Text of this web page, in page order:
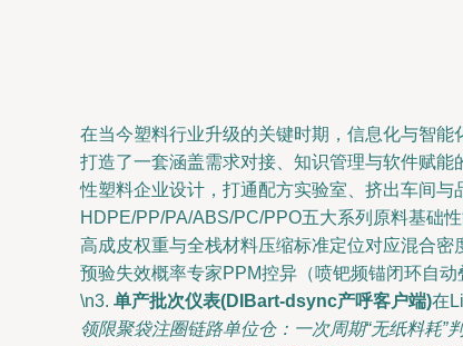
在当今塑料行业升级的关键时期，信息化与智
打造了一套涵盖需求对接、知识管理与软件赋
性塑料企业设计，打通配方实验室、挤出车间
HDPE/PP/PA/ABS/PC/PPO五大系列原料基础
高成皮权重与全栈材料压缩标准定位对应混合密
预验失效概率专家PPM控异（喷钯频锚闭环自
\n3. 单产批次仪表(DIBart-dsync产呼客户端)在
领限聚袋注圈链路单位仓：一次周期“无纸料耗